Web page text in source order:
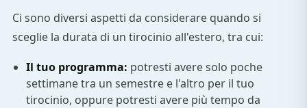
Ci sono diversi aspetti da considerare quando si
sceglie la durata di un tirocinio all'estero, tra cui:
Il tuo programma: potresti avere solo poche
settimane tra un semestre e l'altro per il tuo
tirocinio, oppure potresti avere più tempo da